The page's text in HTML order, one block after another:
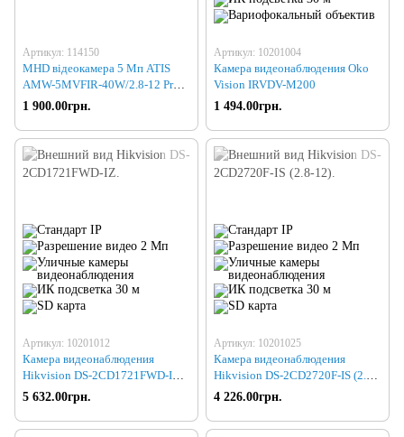
Артикул: 114150
MHD відеокамера 5 Мп ATIS
AMW-5MVFIR-40W/2.8-12 Pro
для системи
відеоспостереження
1 900.00грн.
Артикул: 10201004
Камера видеонаблюдения Oko
Vision IRVDV-M200
1 494.00грн.
Артикул: 10201012
Камера видеонаблюдения
Hikvision DS-2CD1721FWD-IZ
(2.8-12)
5 632.00грн.
Артикул: 10201025
Камера видеонаблюдения
Hikvision DS-2CD2720F-IS (2.8-
12)
4 226.00грн.